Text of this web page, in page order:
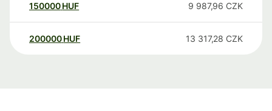
150000 HUF 9 987,96 CZK
200000 HUF 13 317,28 CZK